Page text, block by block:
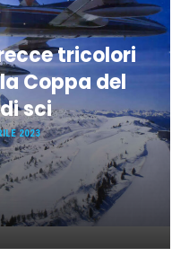
tricolori
Coppa del
sci
2023